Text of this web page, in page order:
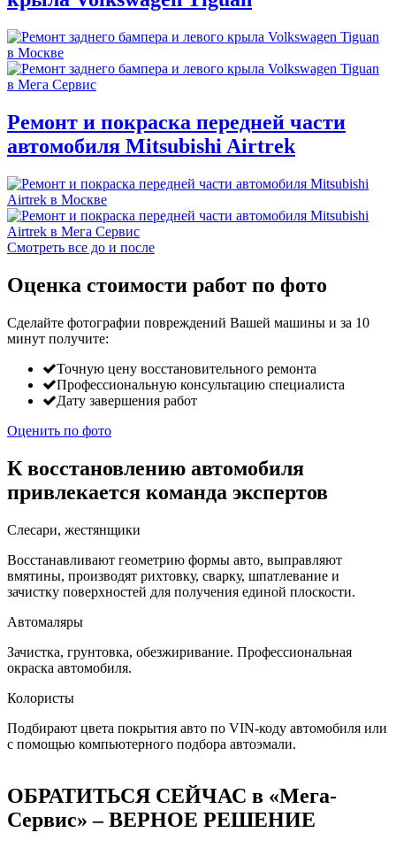
Ремонт и покраска передней части
автомобиля Mitsubishi Airtrek
Смотреть все до и после
Оценка стоимости работ по фото
Сделайте фотографии повреждений Вашей машины и за 10
минут получите:
Точную цену восстановительного ремонта
Профессиональную консультацию специалиста
Дату завершения работ
Оценить по фото
К восстановлению автомобиля
привлекается команда экспертов
Слесари, жестянщики
Восстанавливают геометрию формы авто, выправляют
вмятины, производят рихтовку, сварку, шпатлевание и
зачистку поверхностей для получения единой плоскости.
Автомаляры
Зачистка, грунтовка, обезжиривание. Профессиональная
окраска автомобиля.
Колористы
Подбирают цвета покрытия авто по VIN-коду автомобиля или
с помощью компьютерного подбора автоэмали.
ОБРАТИТЬСЯ СЕЙЧАС в «Мега-
Сервис» – ВЕРНОЕ РЕШЕНИЕ